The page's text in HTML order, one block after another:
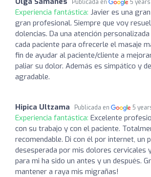
Publicada en 5
Experiencia fantástica: Javier es una
gran profesional. Siempre que voy
dolencias. Da una atención
cada paciente para ofrecerle el masaje
fin de ayudar al paciente/cliente a
paliar su dolor. Además es simpático y
agradable.
Hipica Ultzama Publicada en 5
Experiencia fantástica: Excelente
con su trabajo y con el paciente.
recomendable. Di con él por internet, un
desesperada por mis dolores cervicales
para mi ha sido un antes y un después.
mantener a raya mis migrañas!